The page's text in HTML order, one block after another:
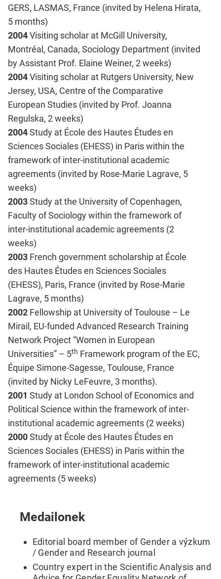
GERS, LASMAS, France (invited by Helena Hirata,
5 months)
2004Visiting scholar at McGill University,
Montréal, Canada, Sociology Department (invited
by Assistant Prof. Elaine Weiner, 2 weeks)
2004Visiting scholar at Rutgers University, New
Jersey, USA, Centre of the Comparative
European Studies (invited by Prof. Joanna
Regulska, 2 weeks)
2004Study at École des Hautes Études en
Sciences Sociales (EHESS) in Paris within the
framework of inter-institutional academic
agreements (invited by Rose-Marie Lagrave, 5
weeks)
2003Study at the University of Copenhagen,
Faculty of Sociology within the framework of
inter-institutional academic agreements (2
weeks)
2003 French government scholarship at École
des Hautes Études en Sciences Sociales
(EHESS), Paris, France (invited by Rose-Marie
Lagrave, 5 months)
2002 Fellowship at University of Toulouse – Le
Mirail, EU-funded Advanced Research Training
Network Project “Women in European
Universities” – 5th Framework program of the EC,
Équipe Simone-Sagesse, Toulouse, France
(invited by Nicky LeFeuvre, 3 months).
2001 Study at London School of Economics and
Political Science within the framework of inter-
institutional academic agreements (2 weeks)
2000Study at École des Hautes Études en
Sciences Sociales (EHESS) in Paris within the
framework of inter-institutional academic
agreements (5 weeks)
Medailonek
Editorial board member of Gender a výzkum
/ Gender and Research journal
Country expert in the Scientific Analysis and